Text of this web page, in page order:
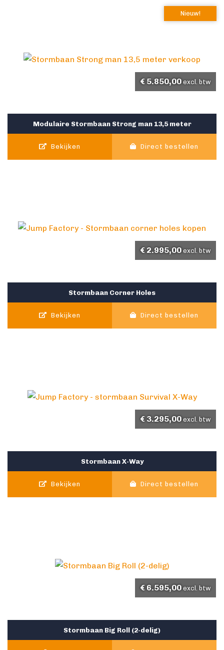
Nieuw!
Modulaire Stormbaan Strong man 13,5 meter
€ 5.850,00 excl. btw
Bekijken Direct bestellen
Stormbaan Corner Holes
€ 2.995,00 excl. btw
Bekijken Direct bestellen
Stormbaan X-Way
€ 3.295,00 excl. btw
Bekijken Direct bestellen
Stormbaan Big Roll (2-delig)
€ 6.595,00 excl. btw